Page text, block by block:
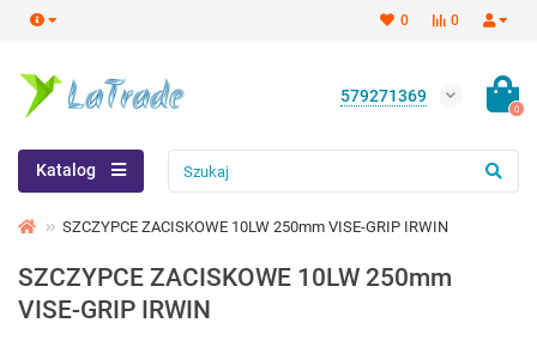
0
0
579271369
0
Katalog
SZCZYPCE ZACISKOWE 10LW 250mm VISE-GRIP IRWIN
SZCZYPCE ZACISKOWE 10LW 250mm
VISE-GRIP IRWIN